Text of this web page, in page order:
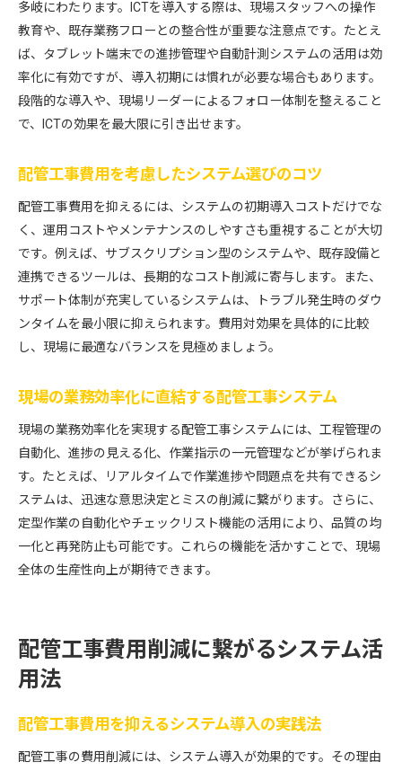
多岐にわたります。ICTを導入する際は、現場スタッフへの操作
教育や、既存業務フローとの整合性が重要な注意点です。たとえ
ば、タブレット端末での進捗管理や自動計測システムの活用は効
率化に有効ですが、導入初期には慣れが必要な場合もあります。
段階的な導入や、現場リーダーによるフォロー体制を整えること
で、ICTの効果を最大限に引き出せます。
配管工事費用を考慮したシステム選びのコツ
配管工事費用を抑えるには、システムの初期導入コストだけでな
く、運用コストやメンテナンスのしやすさも重視することが大切
です。例えば、サブスクリプション型のシステムや、既存設備と
連携できるツールは、長期的なコスト削減に寄与します。また、
サポート体制が充実しているシステムは、トラブル発生時のダウ
ンタイムを最小限に抑えられます。費用対効果を具体的に比較
し、現場に最適なバランスを見極めましょう。
現場の業務効率化に直結する配管工事システム
現場の業務効率化を実現する配管工事システムには、工程管理の
自動化、進捗の見える化、作業指示の一元管理などが挙げられま
す。たとえば、リアルタイムで作業進捗や問題点を共有できるシ
ステムは、迅速な意思決定とミスの削減に繋がります。さらに、
定型作業の自動化やチェックリスト機能の活用により、品質の均
一化と再発防止も可能です。これらの機能を活かすことで、現場
全体の生産性向上が期待できます。
配管工事費用削減に繋がるシステム活
用法
配管工事費用を抑えるシステム導入の実践法
配管工事の費用削減には、システム導入が効果的です。その理由